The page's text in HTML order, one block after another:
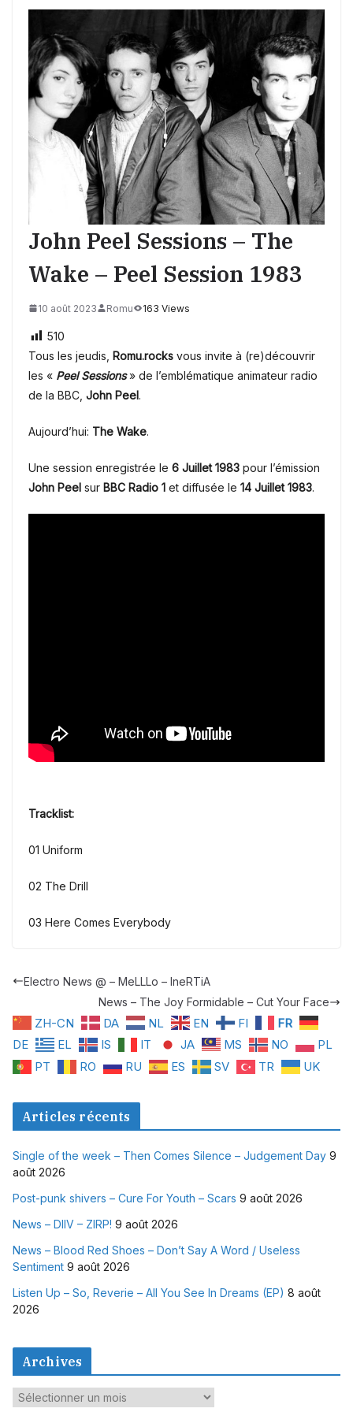
John Peel Sessions – The
Wake – Peel Session 1983
10 août 2023 Romu 163 Views
510
Tous les jeudis, Romu.rocks vous invite à (re)découvrir
les « Peel Sessions» de l’emblématique animateur radio
de la BBC, John Peel.
Aujourd’hui: The Wake.
Une session enregistrée le 6 Juillet 1983 pour l’émission
John Peel sur BBC Radio 1 et diffusée le 14 Juillet 1983.
Tracklist:
01 Uniform
02 The Drill
03 Here Comes Everybody
Electro News @ – MeLLLo – IneRTiA
News – The Joy Formidable – Cut Your Face
ZH-CN DA NL EN FI
FR
DE
EL IS IT JA MS NO
PL
PT
RO RU ES SV TR UK
Articles récents
Single of the week – Then Comes Silence – Judgement Day 9
août 2026
Post-punk shivers – Cure For Youth – Scars 9 août 2026
News – DIIV – ZIRP! 9 août 2026
News – Blood Red Shoes – Don’t Say A Word / Useless
Sentiment 9 août 2026
Listen Up – So, Reverie – All You See In Dreams (EP) 8 août
2026
Archives
A